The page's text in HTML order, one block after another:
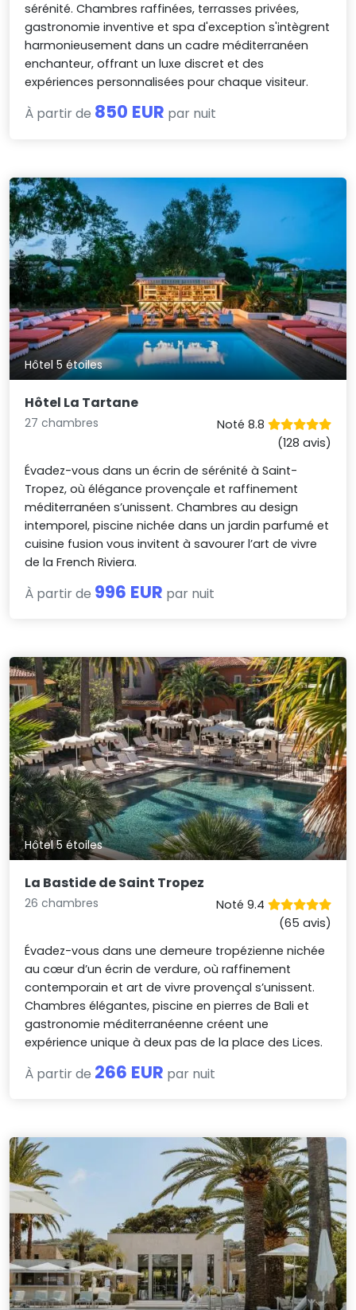
sérénité. Chambres raffinées, terrasses privées,
gastronomie inventive et spa d'exception s'intègrent
harmonieusement dans un cadre méditerranéen
enchanteur, offrant un luxe discret et des
expériences personnalisées pour chaque visiteur.
À partir de 850 EUR par nuit
Hôtel 5 étoiles
Hôtel La Tartane
27 chambres
Noté 8.8
(128 avis)
Évadez-vous dans un écrin de sérénité à Saint-
Tropez, où élégance provençale et raffinement
méditerranéen s’unissent. Chambres au design
intemporel, piscine nichée dans un jardin parfumé et
cuisine fusion vous invitent à savourer l’art de vivre
de la French Riviera.
À partir de 996 EUR par nuit
Hôtel 5 étoiles
La Bastide de Saint Tropez
26 chambres
Noté 9.4
(65 avis)
Évadez-vous dans une demeure tropézienne nichée
au cœur d’un écrin de verdure, où raffinement
contemporain et art de vivre provençal s’unissent.
Chambres élégantes, piscine en pierres de Bali et
gastronomie méditerranéenne créent une
expérience unique à deux pas de la place des Lices.
À partir de 266 EUR par nuit